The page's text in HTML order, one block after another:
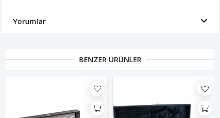
Yorumlar
BENZER ÜRÜNLER